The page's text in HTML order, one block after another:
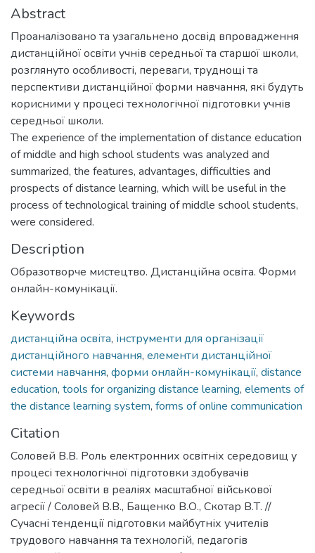
Abstract
Проаналізовано та узагальнено досвід впровадження
дистанційної освіти учнів середньої та старшої школи,
розглянуто особливості, переваги, труднощі та
перспективи дистанційної форми навчання, які будуть
корисними у процесі технологічної підготовки учнів
середньої школи.
The experience of the implementation of distance education
of middle and high school students was analyzed and
summarized, the features, advantages, difficulties and
prospects of distance learning, which will be useful in the
process of technological training of middle school students,
were considered.
Description
Образотворче мистецтво. Дистанційна освіта. Форми
онлайн-комунікації.
Keywords
дистанційна освіта, інструменти для організації
дистанційного навчання, елементи дистанційної
системи навчання, форми онлайн-комунікації, distance
education, tools for organizing distance learning, elements of
the distance learning system, forms of online communication
Citation
Соловей В.В. Роль електронних освітніх середовищ у
процесі технологічної підготовки здобувачів
середньої освіти в реаліях масштабної військової
агресії / Соловей В.В., Бащенко В.О., Скотар В.Т. //
Сучасні тенденції підготовки майбутніх учителів
трудового навчання та технологій, педагогів